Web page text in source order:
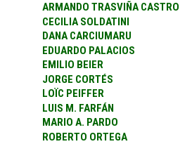
ARMANDO TRASVIÑA CASTRO
CECILIA SOLDATINI
DANA CARCIUMARU
EDUARDO PALACIOS
EMILIO BEIER
JORGE CORTÉS
LOÏC PEIFFER
LUIS M. FARFÁN
MARIO A. PARDO
ROBERTO ORTEGA